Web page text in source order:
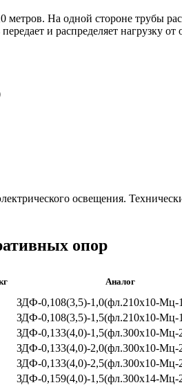
На одной стороне трубы
и распределяет нагрузку от
освещения.
опор
Аналог
ЗДФ-0,108(3,5)-1,0(фл.210х10-Мц-
ЗДФ-0,108(3,5)-1,5(фл.210х10-Мц-
ЗДФ-0,133(4,0)-1,5(фл.300х10-Мц-
ЗДФ-0,133(4,0)-2,0(фл.300х10-Мц-
ЗДФ-0,133(4,0)-2,5(фл.300х10-Мц-
ЗДФ-0,159(4,0)-1,5(фл.300х14-Мц-